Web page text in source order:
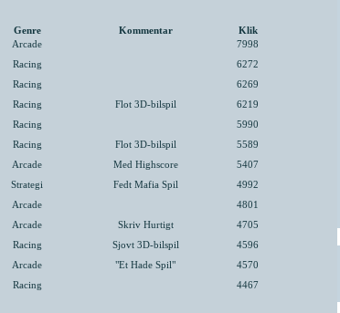
Genre Kommentar Klik
Arcade 7998
Racing 6272
Racing 6269
Racing Flot 3D-bilspil 6219
Racing 5990
Racing Flot 3D-bilspil 5589
Arcade Med Highscore 5407
Strategi Fedt Mafia Spil 4992
Arcade 4801
Arcade Skriv Hurtigt 4705
Racing Sjovt 3D-bilspil 4596
Arcade "Et Hade Spil" 4570
Racing 4467